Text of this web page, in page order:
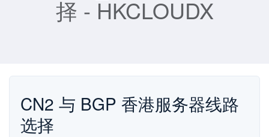
择 - HKCLOUDX
CN2 与 BGP 香港服务器线路
选择